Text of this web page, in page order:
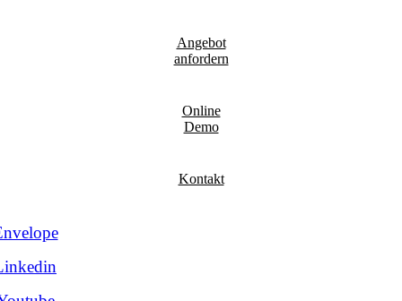
Angebot
anfordern
Online
Demo
Kontakt